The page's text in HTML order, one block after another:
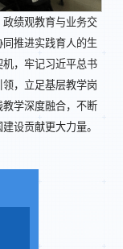
绩观教育与业务交
推进实践育人的生
，牢记习近平总书
，立足基层教学岗
学深度融合，不断
设贡献更大力量。